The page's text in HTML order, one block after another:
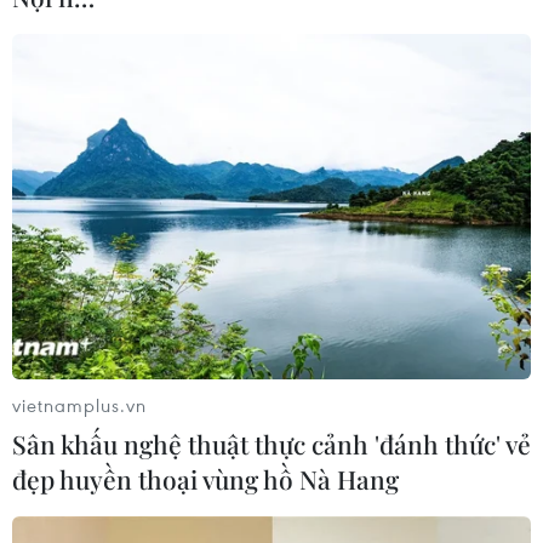
'Hủy diệt' Indonesia 3-0, tuyển Việt
Nam khẳng định vị thế nhà vô địch
ASEAN Cup
03/08/2026 15:39
ASEAN Cup 2026: Tuyển Việt Nam
bước vào thử thách lớn nhất
03/08/2026 13:04
vietnamplus.vn
Sân khấu nghệ thuật thực cảnh 'đánh thức' vẻ
đẹp huyền thoại vùng hồ Nà Hang